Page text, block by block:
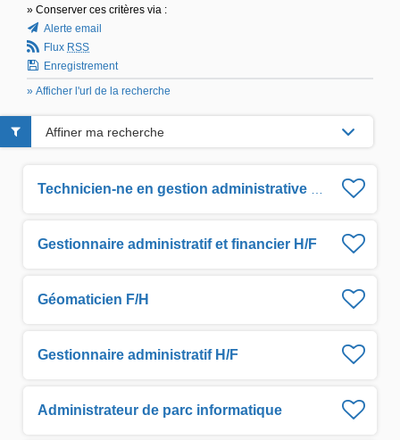
» Conserver ces critères via :
Alerte email
Flux RSS
Enregistrement
» Afficher l'url de la recherche
Gestionnaire administratif et financier H/F
Géomaticien F/H
Gestionnaire administratif H/F
Administrateur de parc informatique
Affiner ma recherche